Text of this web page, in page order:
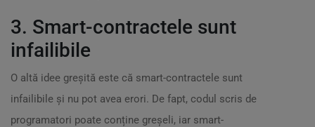
3. Smart-contractele sunt
infailibile
O altă idee greșită este că smart-contractele sunt
infailibile și nu pot avea erori. De fapt, codul scris de
programatori poate conține greșeli, iar smart-